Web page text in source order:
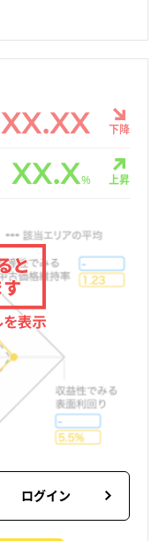
XX.XX 下降
XX.X% 上昇
ログイン